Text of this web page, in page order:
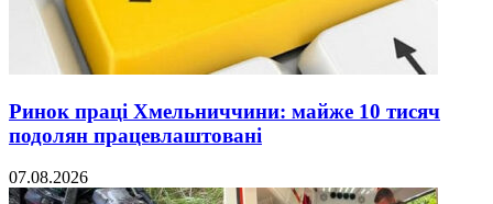
Ринок праці Хмельниччини: майже 10 тисяч
подолян працевлаштовані
07.08.2026